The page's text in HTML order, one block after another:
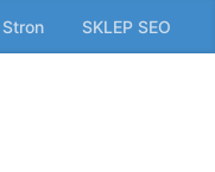
SKLEP SEO